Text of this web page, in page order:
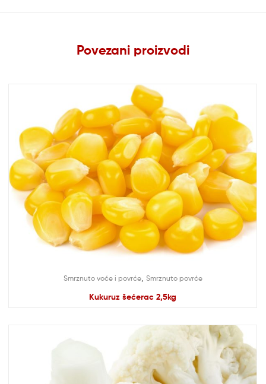
Povezani proizvodi
Smrznuto voće i povrće, Smrznuto povrće
Kukuruz šećerac 2,5kg